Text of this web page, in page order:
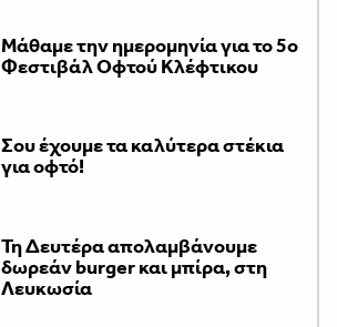
Μάθαμε την ημερομηνία για το 5ο
Φεστιβάλ Οφτού Κλέφτικου
Σου έχουμε τα καλύτερα στέκια
για οφτό!
Τη Δευτέρα απολαμβάνουμε
δωρεάν burger και μπίρα, στη
Λευκωσία